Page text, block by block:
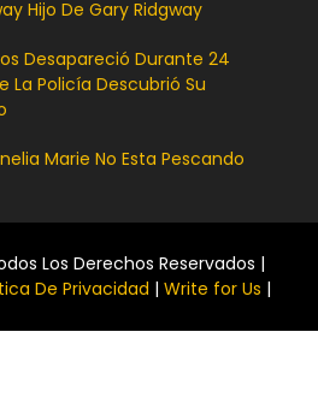
Hijo De Gary Ridgway
Desapareció Durante 24
La Policía Descubrió Su
Marie No Esta Pescando
Los Derechos Reservados |
De Privacidad | Write for Us |